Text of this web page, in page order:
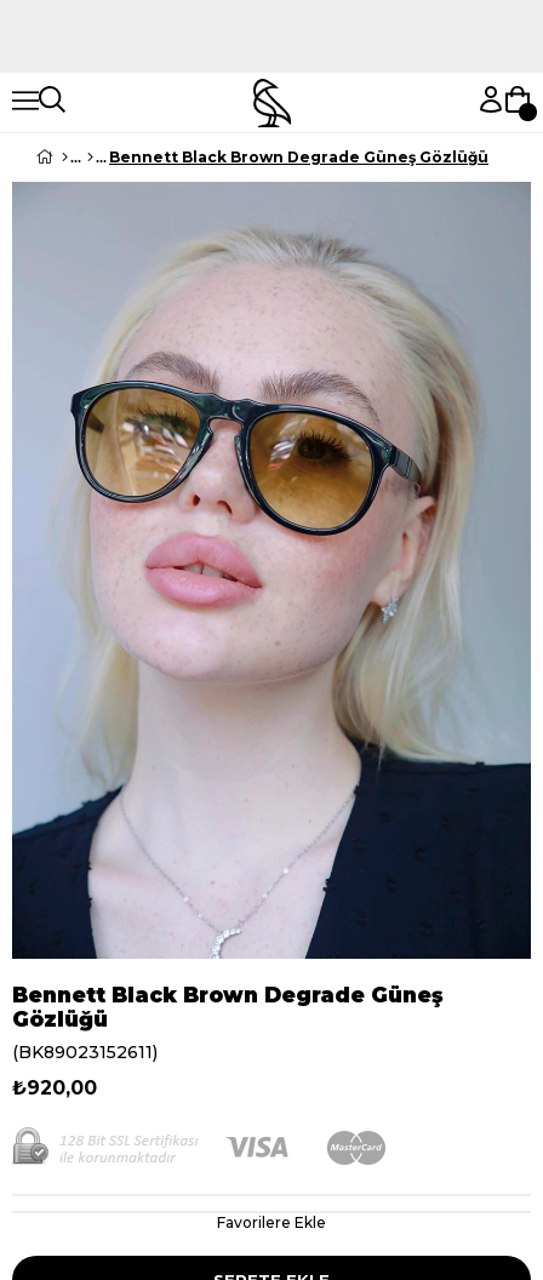
Bennett Black Brown Degrade Güneş Gözlüğü
Bennett Black Brown Degrade Güneş
Gözlüğü
(BK89023152611)
₺920,00
Favorilere Ekle